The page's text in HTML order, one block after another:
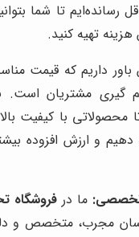
رسانده‌ایم تا شما
هزینه تهیه کنید.
باور داریم که قیمت
گیری مشتریان است.
محصولاتی با کیفیت
دهیم و ارزش افزوده
ما در فروشگاه
مجرب، متخصص و